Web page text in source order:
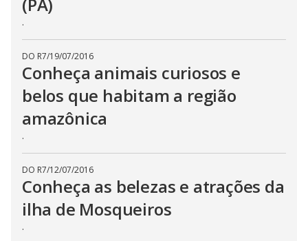
.
DO R7/19/07/2016
Conheça animais curiosos e
belos que habitam a região
amazônica
.
DO R7/12/07/2016
Conheça as belezas e atrações da
ilha de Mosqueiros
.